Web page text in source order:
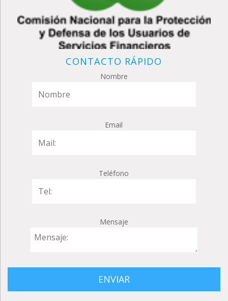
CONTACTO RÁPIDO
Nombre
Email
Teléfono
Mensaje